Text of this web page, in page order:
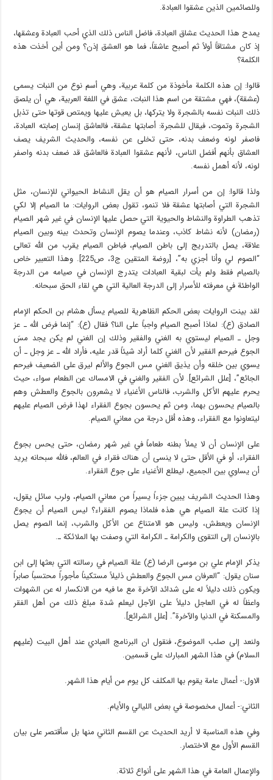
وللصائمين الذين عشقوا العبادة.
يمدح هذا الحديث عشاق العبادة، فاضل الناس ذلك الذي أحب العبادة وعشقها،
إذ كان مشتاقاً أولاً ثم أصبح عاشقاً، فما هو العشق إذن؟ ومن أين أخذت هذه
الكلمة؟
قالوا: إن هذه الكلمة مأخوذة من كلمة عربية، وهي أسم نوع من النبات يسمى
(عشقة)، فهي مشتقة من اسم هذا النبات، عشق في اللغة العربية، هي أن يلصق
ذلك النبات نفسه بالشجرة ولا يتركها، بل يعيش عليها ويمتص قوتها حتى تذبل
الشجرة وتموت، فيقال للشجرة: أصابتها عشقة، فالعاشق إنسان إصابته العبادة،
فاصفر لونه وضعف بدنه، حتى تخلى عن نفسه، والحديث الشريف يصف
العشاق بأنهم أفضل الناس، لأنهم عشقوا العبادة فالعاشق قد ضعف بدنه واصفر
لونه، لأنه أهمل نفسه.
ولذا قالوا: إن من أسرار الصيام هو أن يقل النشاط الحيواني للإنسان، مثل
الشجرة التي أصابتها عشقة فلا تنمو، تقول بعض الروايات: ما الصيام إلا لكي
تذهب الطراوة والنشاط والحيوية التي حصل عليها الإنسان في غير شهر الصيام
(رمضان) لأنه نشاط كاذب، وعندما يصوم الإنسان وتحدث بينه وبين الصيام
علاقة، يصل بالتدريج إلى باطن الصيام، فباطن الصيام يقرب من الله تعالى
“الصوم لي وأنا أجزي به”، [روضة المتقين ج3، ص225]. وهذا التعبير خاص
بالصيام فقط ولم يأت لبقية العبادات يتدرج الإنسان في صيامه من الدرجة
الواطئة في معرفته للأسرار إلى الدرجة العالية التي هي لقاء الحق سبحانه.
لقد بينت الروايات بعض الحكم الظاهرية للصيام يسأل هشام بن الحكم الإمام
الصادق (ع): لماذا أصبح الصيام واجباً على النا؟ فقال (ع): “إنما فرض الله ـ عز
وجل ـ الصيام ليستوي به الغني والفقير وذلك إن الغني لم يكن يجد مسَ
الجوع فيرحم الفقير لأن الغني كلما أراد شيئاً قدر عليه، فأراد الله ـ عز وجل ـ أن
يسوي بين خلقه وأن يذيق الغني مس الجوع والألم ليرق على الضعيف فيرحم
الجائع”، [علل الشرائع]. لأن الفقير والغني في الامساك عن الطعام سواء، حيث
يحرم عليهم الأكل والشرب، فالناس الأغنياء لا يشعرون بالجوع والعطش وهم
بالصيام يحسون بهما، ومن ثم يحسون بجوع الفقراء لهذا فرض الصيام عليهم
ليتعاونوا مع الفقراء، وهذه أقل درجة من معاني الصيام.
على الإنسان أن لا يملأ بطنه طعاماً في غير شهر رمضان، حتى يحس بجوع
الفقراء، أو في الأقل حتى لا ينسى أن هناك فقراء في العالم، فالله سبحانه يريد
أن يساوي بين الجميع، ليطلع الأغنياء على جوع الفقراء.
وهذا الحديث الشريف يبين جزءاً يسيراً من معاني الصيام، ولرب سائل يقول،
إذا كانت علة الصيام هي هذه فلماذا يصوم الفقراء؟ ليس الصيام أن يجوع
الإنسان ويعطش، وليس هو الامتناع عن الأكل والشرب، إنما الصوم يصل
بالإنسان إلى التقوى والكرامة ـ الكرامة التي وصفت بها الملائكة ـ.
يذكر الإمام علي بن موسى الرضا (ع) علة الصيام في رسالته التي بعثها إلى ابن
سنان يقول: “العرفان مس الجوع والعطش ذليلاً مستكيناً مأجوراً محتسباً صابراً
ويكون ذلك دليلاً له على شدائد الآخرة مع ما فيه من الانكسار له عن الشهوات
واعظاً له في العاجل دليلاً على الآجل ليعلم شدة مبلغ ذلك من أهل الفقر
والمسكنة في الدنيا والآخرة”. [علل الشرائع].
ولنعد إلى صلب الموضوع، فنقول ان البرنامج العبادي عند أهل البيت (عليهم
السلام) في هذا الشهر المبارك على قسمين.
الاول:- أعمال عامة يقوم بها المكلف كل يوم من أيام هذا الشهر.
الثاني:- أعمال مخصوصة في بعض الليالي والأيام.
وفي هذه المناسبة لا أريد الحديث عن القسم الثاني منها بل سأقتصر على بيان
القسم الأول مع الاختصار.
والإعمال العامة في هذا الشهر على أنواع ثلاثة.